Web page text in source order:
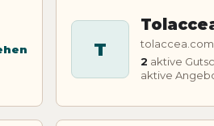
T
tolaccea.com
2 aktive
aktive